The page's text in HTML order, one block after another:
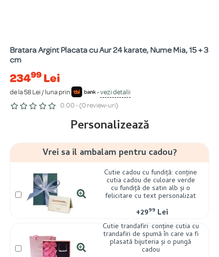
Bratara Argint Placata cu Aur 24 karate, Nume Mia, 15 + 3
cm
23499 Lei
de la 58 Lei / luna prin -vezi detalii
0.00 - (0 review-uri)
Personalizează
Vrei sa il ambalam pentru cadou?
Cutie cadou cu fundiță: conține
cutia cadou de culoare verde
cu fundiță de satin alb și o
felicitare cu text personalizat
+2999 Lei
Cutie trandafiri: conține cutia cu
trandafiri de spumă în care va fi
plasată bijuteria și o pungă
cadou